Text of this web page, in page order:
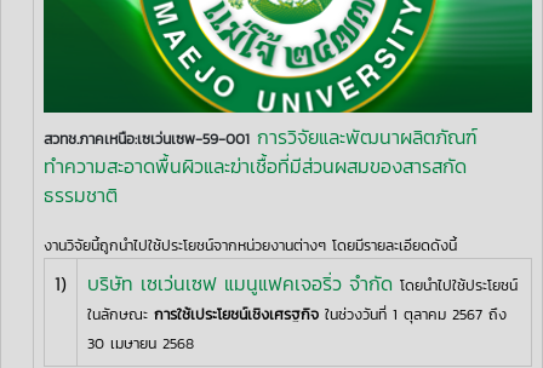
สวทช.ภาคเหนือ:เซเว่นเซพ-59-001 การวิจัยและพัฒนาผลิตภัณฑ์
ทำความสะอาดพื้นผิวและฆ่าเชื้อที่มีส่วนผสมของสารสกัด
ธรรมชาติ
งานวิจัยนี้ถูกนำไปใช้ประโยชน์จากหน่วยงานต่างๆ โดยมีรายละเอียดดังนี้
1) บริษัท เซเว่นเซฟ แมนูแฟคเจอริ่ว จำกัด โดยนำไปใช้ประโยชน์
ในลักษณะ การใช้เประโยชน์เชิงเศรฐกิจ ในช่วงวันที่ 1 ตุลาคม 2567 ถึง
30 เมษายน 2568